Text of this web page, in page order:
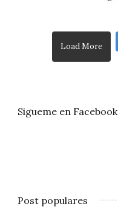
Load More
Sigueme en Facebook
Post populares